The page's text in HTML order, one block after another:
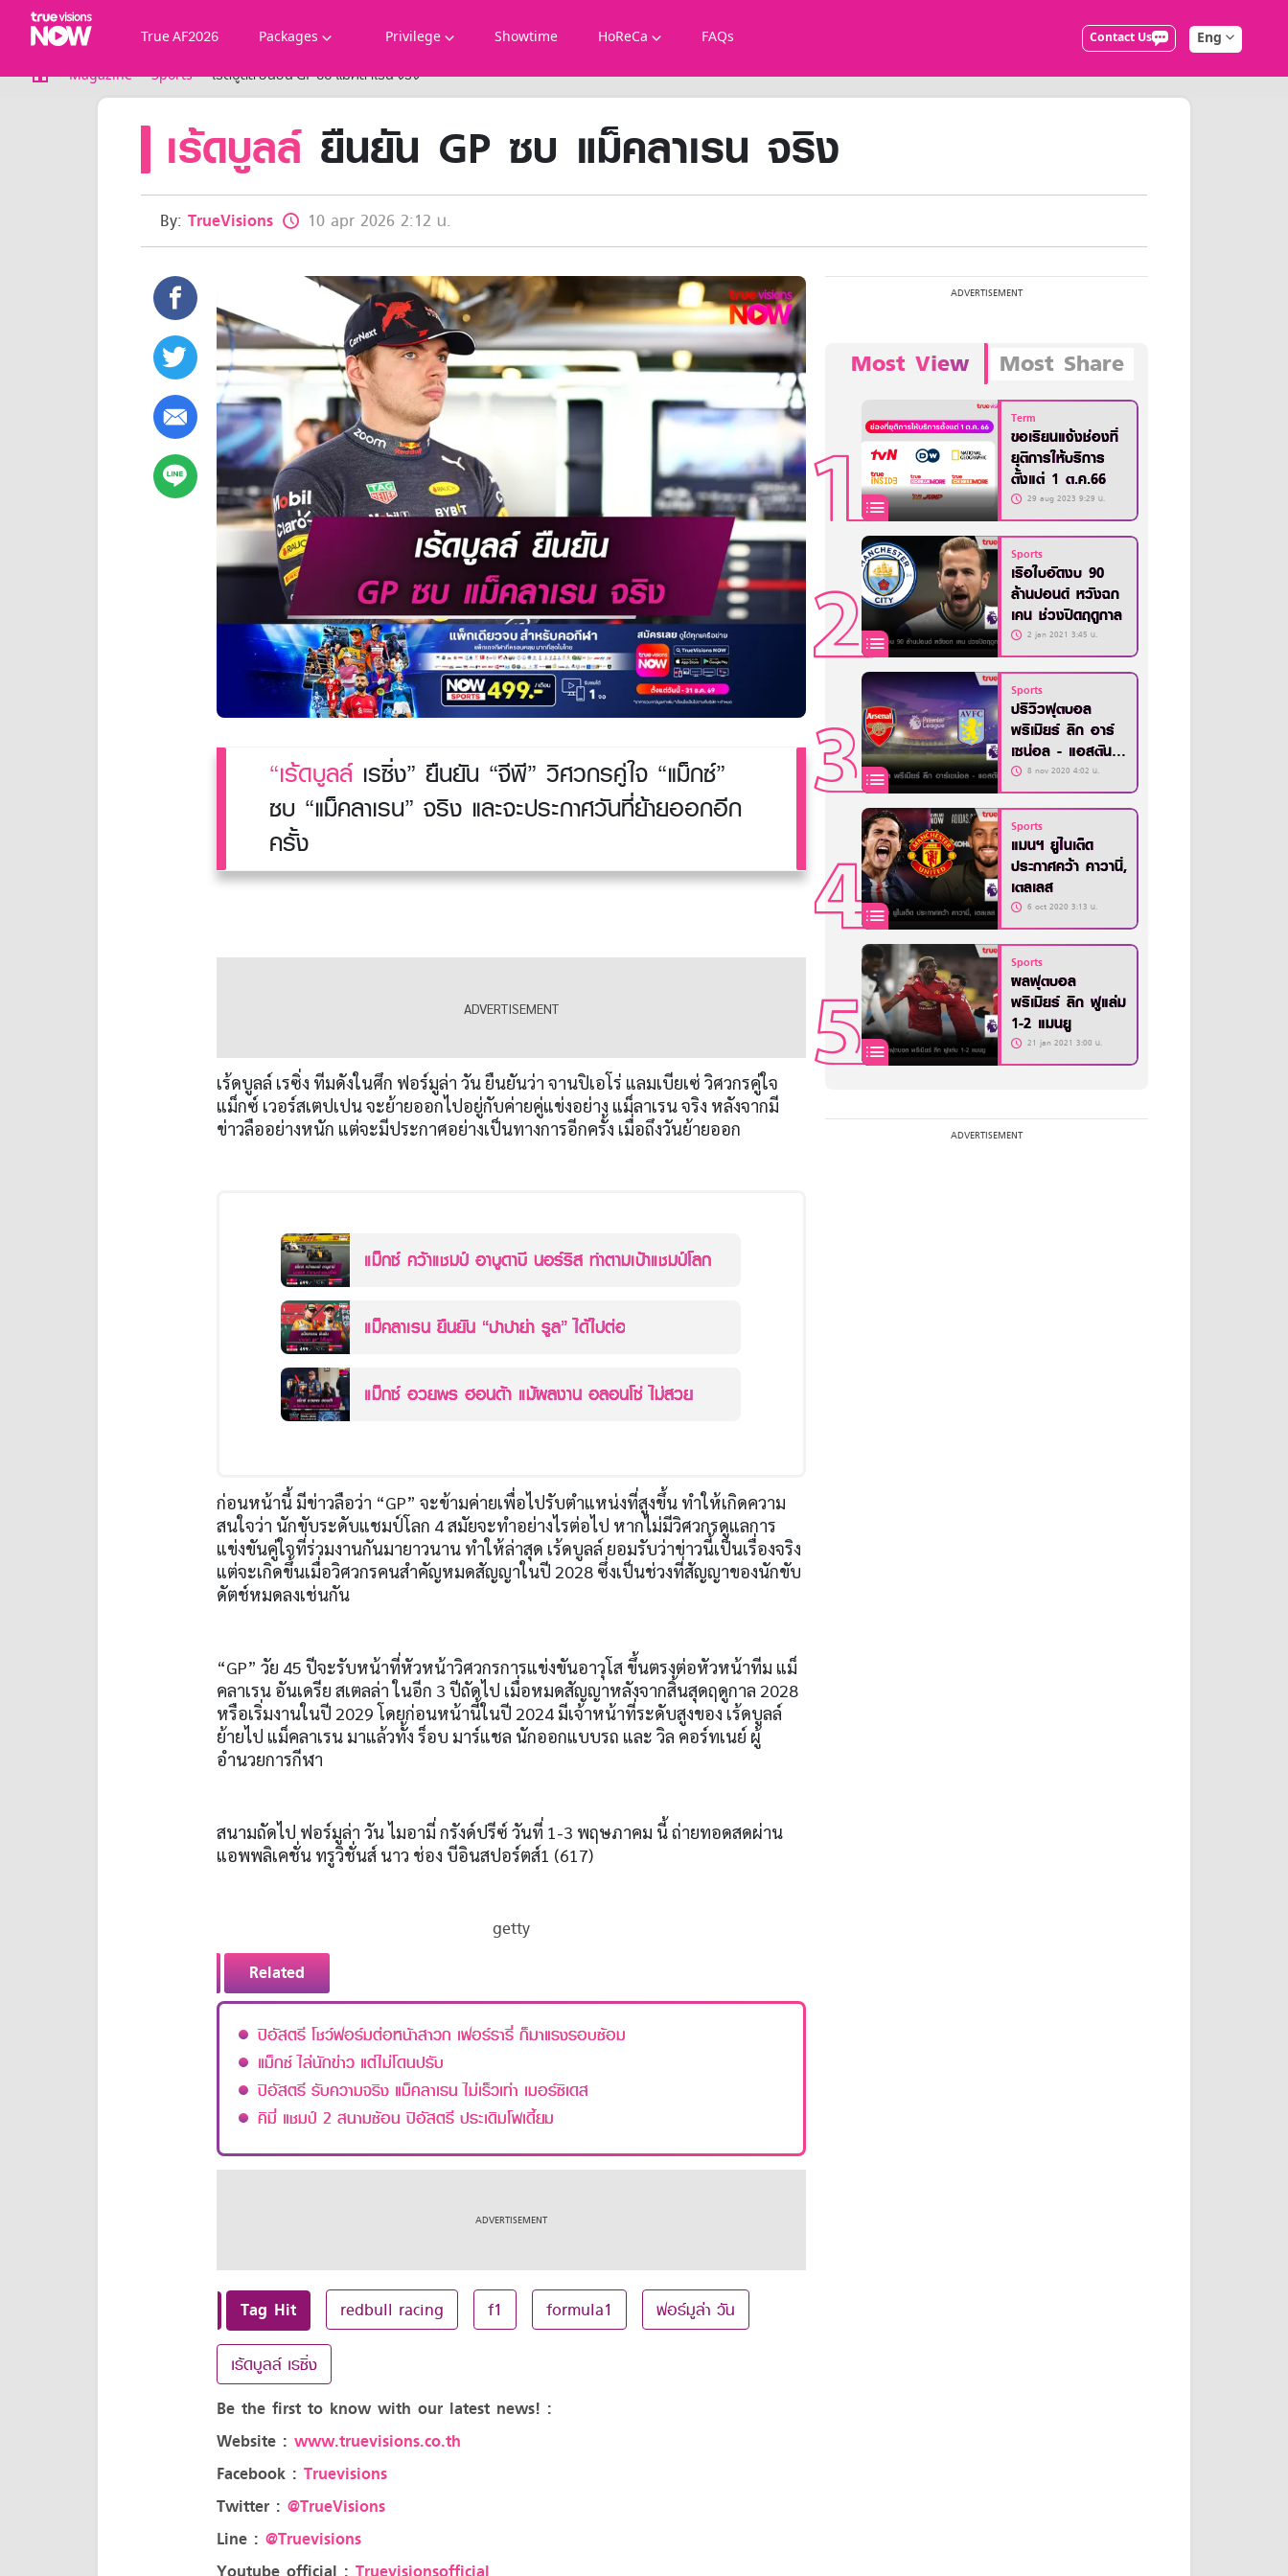
True AF2026 Packages Privilege Showtime HoReCa FAQs Contact Us Eng
True AF2026
Packages
NOW BUNDLES
NOW Muay Thai
All TrueVisions Now Packages
TrueVisions Privileges
Package for Business
Find participating stores
Magazine Sports เร้ดบูลล์ ยืนยัน GP ซบ แม็คลาเรน จริง
เร้ดบูลล์ ยืนยัน GP ซบ แม็คลาเรน จริง
By: TrueVisions 10 apr 2026 2:12 น.
“เร้ดบูลล์เรซิ่ง” ยืนยัน “จีพี” วิศวกรคู่ใจ “แม็กซ์”
ซบ “แม็คลาเรน” จริง และจะประกาศวันที่ย้ายออกอีก
ครั้ง
เร้ดบูลล์ เรซิ่ง ทีมดังในศึก ฟอร์มูล่า วัน ยืนยันว่า จานปิเอโร่ แลมเบียเซ่ วิศวกรคู่ใจ
แม็กซ์ เวอร์สเตปเปน จะย้ายออกไปอยู่กับค่ายคู่แข่งอย่าง แม็ลาเรน จริง หลังจากมี
ข่าวลืออย่างหนัก แต่จะมีประกาศอย่างเป็นทางการอีกครั้ง เมื่อถึงวันย้ายออก
แม็กซ์ คว้าแชมป์ อาบูดาบี นอร์ริส ทำตามเป้าแชมป์โลก
แม็คลาเรน ยืนยัน “ปาปาย่า รูล” ได้ไปต่อ
แม็กซ์ อวยพร ฮอนด้า แม้ผลงาน อลอนโซ่ ไม่สวย
ก่อนหน้านี้ มีข่าวลือว่า “GP” จะข้ามค่ายเพื่อไปรับตำแหน่งที่สูงขึ้น ทำให้เกิดความ
สนใจว่า นักขับระดับแชมป์โลก 4สมัยจะทำอย่างไรต่อไป หากไม่มีวิศวกรดูแลการ
แข่งขันคู่ใจที่ร่วมงานกันมายาวนาน ทำให้ล่าสุด เร้ดบูลล์ ยอมรับว่าข่าวนี้เป็นเรื่องจริง
แต่จะเกิดขึ้นเมื่อวิศวกรคนสำคัญหมดสัญญาในปี 2028 ซึ่งเป็นช่วงที่สัญญาของนักขับ
ดัตช์หมดลงเช่นกัน
“GP” วัย 45 ปีจะรับหน้าที่หัวหน้าวิศวกรการแข่งขันอาวุโส ขึ้นตรงต่อหัวหน้าทีม แม็
คลาเรน อันเดรีย สเตลล่า ในอีก 3 ปีถัดไป เมื่อหมดสัญญาหลังจากสิ้นสุดฤดูกาล 2028
หรือเริ่มงานในปี 2029โดยก่อนหน้านี้ในปี 2024 มีเจ้าหน้าที่ระดับสูงของ เร้ดบูลล์
ย้ายไป แม็คลาเรน มาแล้วทั้ง ร็อบ มาร์แชล นักออกแบบรถ และ วิล คอร์ทเนย์ ผู้
อำนวยการกีฬา
สนามถัดไป ฟอร์มูล่า วัน ไมอามี่ กรังด์ปรีซ์ วันที่ 1-3 พฤษภาคม นี้ ถ่ายทอดสดผ่าน
แอพพลิเคชั่น ทรูวิชั่นส์ นาว ช่อง บีอินสปอร์ตส์1 (617)
getty
Related
ปิอัสตรี โชว์ฟอร์มต่อหน้าสาวก เฟอร์รารี่ ก็มาแรงรอบซ้อม
แม็กซ์ ไล่นักข่าว แต่ไม่โดนปรับ
ปิอัสตรี รับความจริง แม็คลาเรน ไม่เร็วเท่า เมอร์ซิเดส
คิมี่ แชมป์ 2 สนามซ้อน ปิอัสตรี ประเดิมโพเดี้ยม
Tag Hit redbull racing f1 formula1 ฟอร์มูล่า วัน
เร้ดบูลล์ เรซิ่ง
Be the first to know with our latest news! :
Website : www.truevisions.co.th
Facebook : Truevisions
Twitter : @TrueVisions
Line : @Truevisions
Most View Most Share
Term
ขอเรียนแจ้งช่องที่
ยุติการให้บริการ
ตั้งแต่ 1 ต.ค.66
29 aug 2023 9:29 น.
Sports
เรือใบอัดงบ 90
ล้านปอนด์ หวังฉก
เคน ช่วงปิดฤดูกาล
2 jan 2021 3:45 น.
Sports
ปรีวิวฟุตบอล
พรีเมียร์ ลีก อาร์
เซน่อล - แอสตัน
วิลล่า8 nov 2020 4:02 น.
Sports
แมนฯ ยูไนเต็ด
ประกาศคว้า คาวานี่,
เตลเลส
6 oct 2020 3:13 น.
Sports
ผลฟุตบอล
พรีเมียร์ ลีก ฟูแล่ม
1-2 แมนยู
21 jan 2021 3:00 น.